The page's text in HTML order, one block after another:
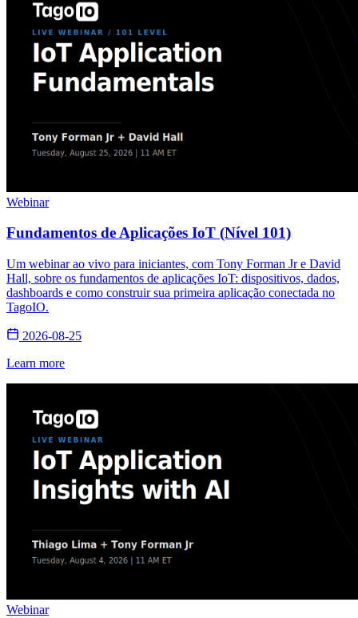
Webinar
Fundamentos de Aplicações IoT (Nível 101)
Um webinar ao vivo para iniciantes, com Tony Forman Jr e David
Hall, sobre os fundamentos de aplicações IoT: dispositivos, dados,
dashboards e como construir sua primeira aplicação conectada no
TagoIO.
2026-08-25
Learn more
Webinar